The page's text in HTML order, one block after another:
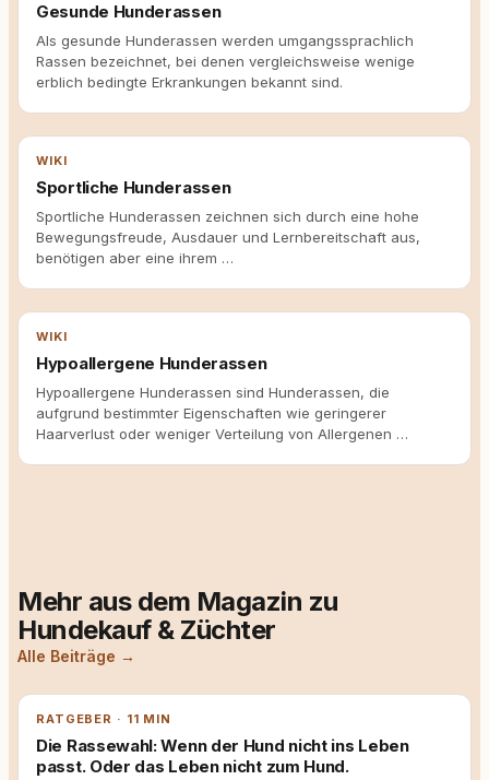
Gesunde Hunderassen
Als gesunde Hunderassen werden umgangssprachlich
Rassen bezeichnet, bei denen vergleichsweise wenige
erblich bedingte Erkrankungen bekannt sind.
WIKI
Sportliche Hunderassen
Sportliche Hunderassen zeichnen sich durch eine hohe
Bewegungsfreude, Ausdauer und Lernbereitschaft aus,
benötigen aber eine ihrem …
WIKI
Hypoallergene Hunderassen
Hypoallergene Hunderassen sind Hunderassen, die
aufgrund bestimmter Eigenschaften wie geringerer
Haarverlust oder weniger Verteilung von Allergenen …
Mehr aus dem Magazin zu
Hundekauf & Züchter
Alle Beiträge →
RATGEBER · 11 MIN
Die Rassewahl: Wenn der Hund nicht ins Leben
passt. Oder das Leben nicht zum Hund.